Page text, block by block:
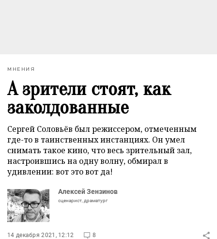
МНЕНИЯ
А зрители стоят, как
заколдованные
Сергей Соловьёв был режиссером, отмеченным
где-то в таинственных инстанциях. Он умел
снимать такое кино, что весь зрительный зал,
настроившись на одну волну, обмирал в
удивлении: вот это вот да!
Алексей Зензинов
сценарист, драматург
14 декабря 2021, 12:12 8